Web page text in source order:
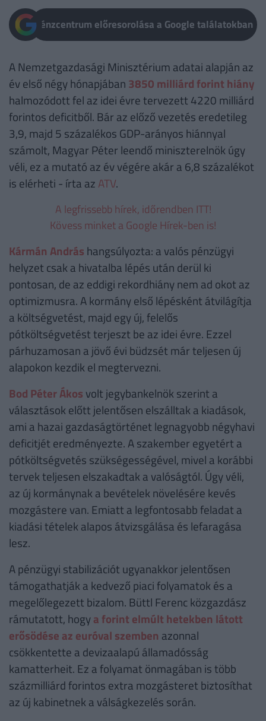
Pénzcentrum előresorolása a Google találatokban
A Nemzetgazdasági Minisztérium adatai alapján az
év első négy hónapjában 3850 milliárd forint hiány
halmozódott fel az idei évre tervezett 4220 milliárd
forintos deficitből. Bár az előző vezetés eredetileg
3,9, majd 5 százalékos GDP-arányos hiánnyal
számolt, Magyar Péter leendő miniszterelnök úgy
véli, ez a mutató az év végére akár a 6,8 százalékot
is elérheti - írta az ATV.
A legfrissebb hírek, időrendben ITT!
Kövess minket a Google Hírek-ben is!
Kármán András hangsúlyozta: a valós pénzügyi
helyzet csak a hivatalba lépés után derül ki
pontosan, de az eddigi rekordhiány nem ad okot az
optimizmusra. A kormány első lépésként átvilágítja
a költségvetést, majd egy új, felelős
pótköltségvetést terjeszt be az idei évre. Ezzel
párhuzamosan a jövő évi büdzsét már teljesen új
alapokon kezdik el megtervezni.
Bod Péter Ákos volt jegybankelnök szerint a
választások előtt jelentősen elszálltak a kiadások,
ami a hazai gazdaságtörténet legnagyobb négyhavi
deficitjét eredményezte. A szakember egyetért a
pótköltségvetés szükségességével, mivel a korábbi
tervek teljesen elszakadtak a valóságtól. Úgy véli,
az új kormánynak a bevételek növelésére kevés
mozgástere van. Emiatt a legfontosabb feladat a
kiadási tételek alapos átvizsgálása és lefaragása
lesz.
A pénzügyi stabilizációt ugyanakkor jelentősen
támogathatják a kedvező piaci folyamatok és a
megelőlegezett bizalom. Büttl Ferenc közgazdász
rámutatott, hogya forint elmúlt hetekben látott
erősödése az euróval szemben azonnal
csökkentette a devizaalapú államadósság
kamatterheit. Ez a folyamat önmagában is több
százmilliárd forintos extra mozgásteret biztosíthat
az új kabinetnek a válságkezelés során.